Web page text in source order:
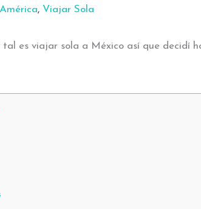
, Viajar Sola
tal es viajar sola a México así que decidí